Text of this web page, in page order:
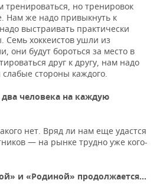
тренироваться, но тренировок
Нам же надо привыкнуть к
выстраивать практически
хоккеистов ушли из
будут бороться за место в
друг к другу, нам надо
стороны каждого.
человека на каждую
нет. Вряд ли нам еще удастся
— на рынке трудно уже кого-
и «Родиной» продолжается…